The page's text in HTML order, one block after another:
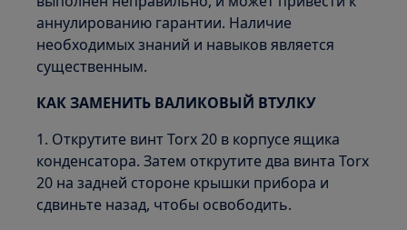
аннулированию гарантии. Наличие
необходимых знаний и навыков является
существенным.
КАК ЗАМЕНИТЬ ВАЛИКОВЫЙ ВТУЛКУ
1. Открутите винт Torx 20 в корпусе ящика
конденсатора. Затем открутите два винта Torx
20 на задней стороне крышки прибора и
сдвиньте назад, чтобы освободить.